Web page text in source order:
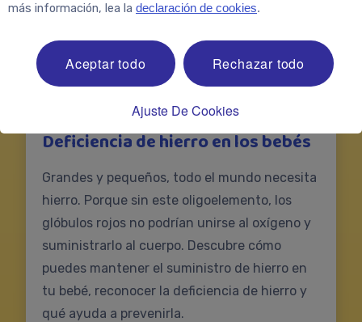
Deficiencia de hierro en los bebés
Grandes y pequeños, todo el mundo necesita
hierro. Porque sin este oligoelemento, los
glóbulos rojos no podrían unirse al oxígeno y
suministrarlo al cuerpo. Descubre cómo
puedes mantener el suministro de hierro en
tu bebé, reconocer la deficiencia de hierro y
qué ayuda a prevenirla.
más información, lea la declaración de cookies.
Aceptar todo Rechazar todo
Ajuste De Cookies